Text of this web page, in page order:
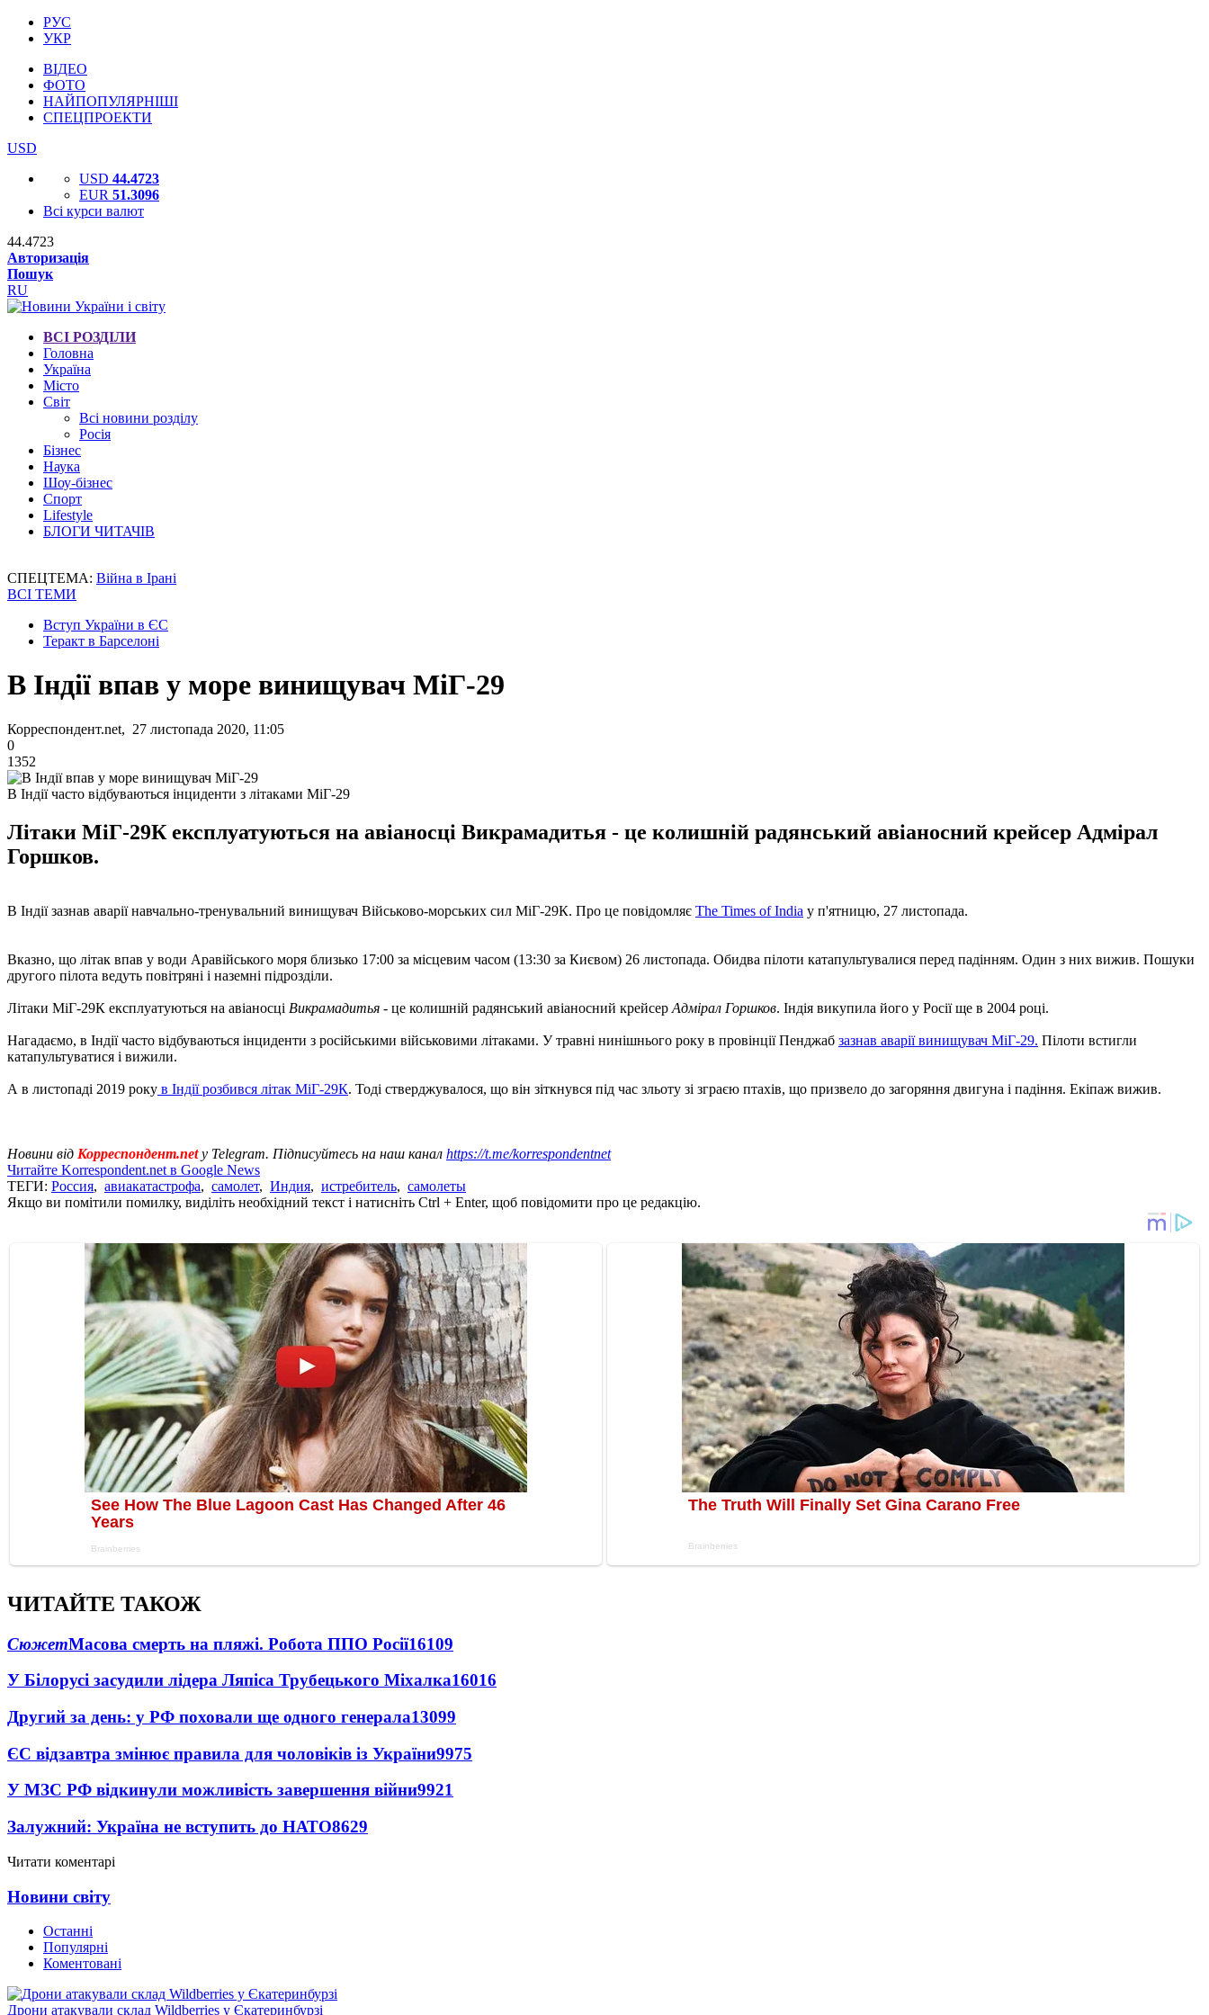
РУС
УКР
ВІДЕО
ФОТО
НАЙПОПУЛЯРНІШІ
СПЕЦПРОЕКТИ
USD
USD 44.4723
EUR 51.3096
Всі курси валют
44.4723
Авторизація
Пошук
RU
ВСІ РОЗДІЛИ
Головна
Україна
Місто
Світ
Всі новини розділу
Росія
Бізнес
Наука
Шоу-бізнес
Спорт
Lifestyle
БЛОГИ ЧИТАЧІВ
СПЕЦТЕМА: Війна в Ірані
ВСІ ТЕМИ
Вступ України в ЄС
Теракт в Барселоні
В Індії впав у море винищувач МіГ-29
Корреспондент.net, 27 листопада 2020, 11:05
0
1352
В Індії часто відбуваються інциденти з літаками МіГ-29
Літаки МіГ-29К експлуатуються на авіаносці Викрамадитья - це колишній радянський авіаносний крейсер Адмірал
Горшков.
В Індії зазнав аварії навчально-тренувальний винищувач Військово-морських сил МіГ-29К. Про це повідомляє The Times of India у п'ятницю, 27 листопада.
Вказно, що літак впав у води Аравійського моря близько 17:00 за місцевим часом (13:30 за Києвом) 26 листопада. Обидва пілоти катапультувалися перед падінням. Один з них вижив. Пошуки
другого пілота ведуть повітряні і наземні підрозділи.
Літаки МіГ-29К експлуатуються на авіаносці Викрамадитья - це колишній радянський авіаносний крейсер Адмірал Горшков. Індія викупила його у Росії ще в 2004 році.
Нагадаємо, в Індії часто відбуваються інциденти з російськими військовими літаками. У травні нинішнього року в провінції Пенджаб зазнав аварії винищувач МіГ-29. Пілоти встигли
катапультуватися і вижили.
А в листопаді 2019 року в Індії розбився літак МіГ-29К. Тоді стверджувалося, що він зіткнувся під час зльоту зі зграєю птахів, що призвело до загоряння двигуна і падіння. Екіпаж вижив.
Новини від Корреспондент.netу Telegram. Підписуйтесь на наш канал https://t.me/korrespondentnet
Читайте Korrespondent.net в Google News
ТЕГИ: Россия, авиакатастрофа, самолет, Индия, истребитель, самолеты
Якщо ви помітили помилку, виділіть необхідний текст і натисніть Ctrl + Enter, щоб повідомити про це редакцію.
ЧИТАЙТЕ ТАКОЖ
СюжетМасова смерть на пляжі. Робота ППО Росії16109
У Білорусі засудили лідера Ляпіса Трубецького Міхалка16016
Другий за день: у РФ поховали ще одного генерала13099
ЄС відзавтра змінює правила для чоловіків із України9975
У МЗС РФ відкинули можливість завершення війни9921
Залужний: Україна не вступить до НАТО8629
Читати коментарі
Новини світу
Останні
Популярні
Коментовані
Дрони атакували склад Wildberries у Єкатеринбурзі